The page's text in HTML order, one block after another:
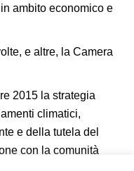
ambito economico e
e altre, la Camera
la strategia
climatici,
e della tutela del
con la comunità